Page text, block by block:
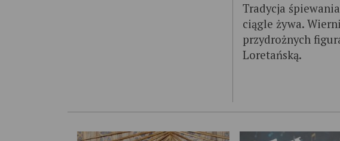
Tradycja
ciągle żywa.
przydrożnych
Loretańską.